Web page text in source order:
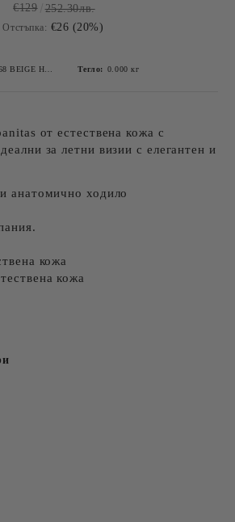
€129 252.30лв.
Отстъпка: €26 (20%)
Тегло: 0.000 кг
от естествена кожа с
за летни визии с елегантен и
анатомично ходило
кожа
кожа